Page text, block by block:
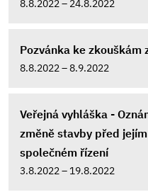
8.8.2022 – 24.8.2022
Pozvánka ke
8.8.2022 – 8.9.2022
Veřejná vyhláška -
změně stavby před
společném řízení
3.8.2022 – 19.8.2022